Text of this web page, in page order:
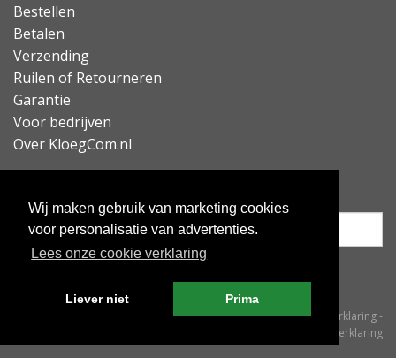
Wij maken gebruik van marketing cookies
voor personalisatie van advertenties.
Lees onze cookie verklaring
Liever niet Prima
Bestellen
Betalen
Verzending
Ruilen of Retourneren
Garantie
Voor bedrijven
Over KloegCom.nl
Algemene voorwaarden-Cookieverklaring-
Privacyverklaring